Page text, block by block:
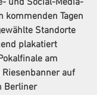
und Social-Media-
kommenden Tagen
Standorte
plakatiert
am
auf
Berliner